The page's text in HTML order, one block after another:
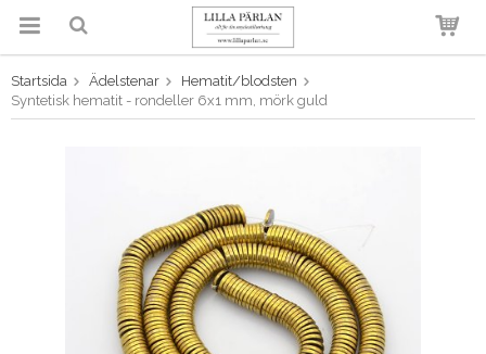
Produkten har blivit tillagd i
varukorgen
Startsida Ädelstenar
Hematit/blodsten
Syntetisk hematit - rondeller 6x1 mm, mörk guld